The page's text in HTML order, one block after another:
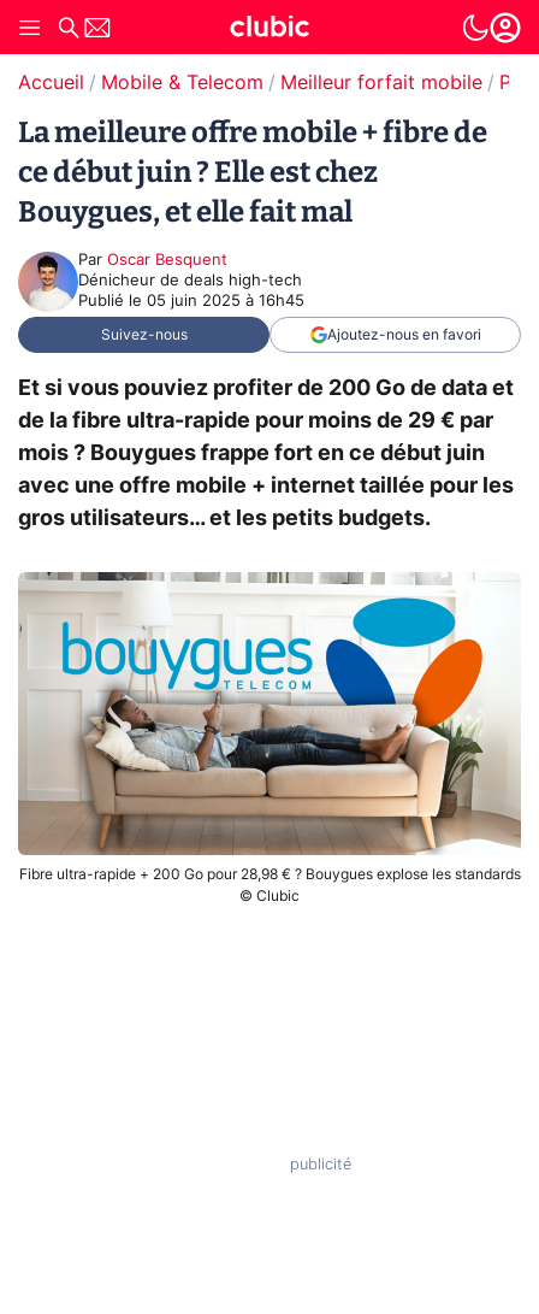
Accueil Mobile & Telecom Meilleur forfait mobile
La meilleure offre mobile + fibre de
ce début juin ? Elle est chez
Bouygues, et elle fait mal
Par Oscar Besquent
Dénicheur de deals high-tech
Publié le 05 juin 2025 à 16h45
Suivez-nous Ajoutez-nous en favori
Et si vous pouviez profiter de 200 Go de data et
de la fibre ultra-rapide pour moins de 29 € par
mois ? Bouygues frappe fort en ce début juin
avec une offre mobile + internet taillée pour les
gros utilisateurs… et les petits budgets.
Fibre ultra-rapide + 200 Go pour 28,98 € ? Bouygues explose les standards
© Clubic